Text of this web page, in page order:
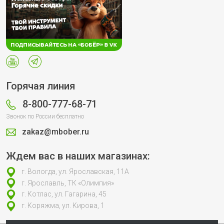
Горячая линия
8-800-777-68-71
Звонок по России бесплатно
zakaz@mbober.ru
Ждем вас в наших магазинах:
г. Вологда, ул. Ярославская, 11А
г. Ярославль, ТК «Олимпия»
г. Котлас, ул. Гагарина, 45
г. Коряжма, ул. Кирова, 1